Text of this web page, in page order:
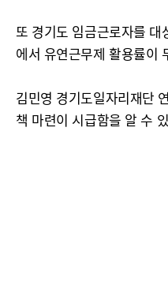
또 경기도 임금근로자를
에서 유연근무제 활용률이
김민영 경기도일자리재단
책 마련이 시급함을 알 수